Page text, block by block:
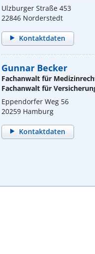
Ulzburger Straße 453
22846 Norderstedt
Kontaktdaten
Gunnar Becker
Fachanwalt für
Fachanwalt für
Eppendorfer Weg 56
20259 Hamburg
Kontaktdaten